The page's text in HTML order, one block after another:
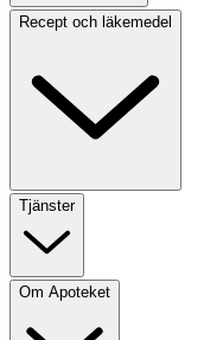
Recept och läkemedel
Tjänster
Om Apoteket